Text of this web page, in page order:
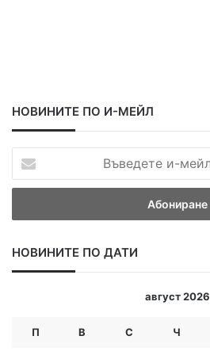
НОВИНИТЕ ПО И-МЕЙЛ
в
д
т
е
НОВИНИТЕ ПО ДАТИ
август 2026
П В С Ч